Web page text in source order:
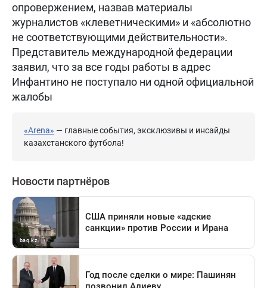
опровержением, назвав материалы
журналистов «клеветническими» и «абсолютно
не соответствующими действительности».
Представитель международной федерации
заявил, что за все годы работы в адрес
Инфантино не поступало ни одной официальной
жалобы
«Arena» — главные события, эксклюзивы и инсайды
казахстанского футбола!